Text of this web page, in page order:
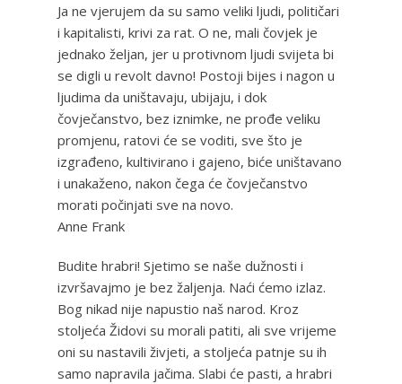
Ja ne vjerujem da su samo veliki ljudi, političari
i kapitalisti, krivi za rat. O ne, mali čovjek je
jednako željan, jer u protivnom ljudi svijeta bi
se digli u revolt davno! Postoji bijes i nagon u
ljudima da uništavaju, ubijaju, i dok
čovječanstvo, bez iznimke, ne prođe veliku
promjenu, ratovi će se voditi, sve što je
izgrađeno, kultivirano i gajeno, biće uništavano
i unakaženo, nakon čega će čovječanstvo
morati počinjati sve na novo.
Anne Frank
Budite hrabri! Sjetimo se naše dužnosti i
izvršavajmo je bez žaljenja. Naći ćemo izlaz.
Bog nikad nije napustio naš narod. Kroz
stoljeća Židovi su morali patiti, ali sve vrijeme
oni su nastavili živjeti, a stoljeća patnje su ih
samo napravila jačima. Slabi će pasti, a hrabri